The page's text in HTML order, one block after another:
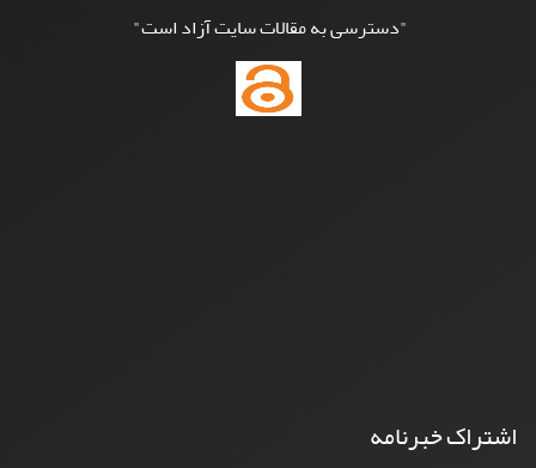
"دسترسی به مقالات سایت آزاد است"
اشتراک خبرنامه